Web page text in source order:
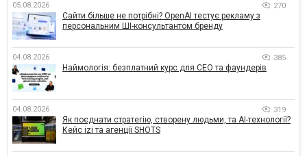
05.08.2026 270
Сайти більше не потрібні? OpenAI тестує рекламу з
персональним ШІ-консультантом бренду
04.08.2026 385
Наймологія: безплатний курс для CEO та фаундерів
04.08.2026 319
Як поєднати стратегію, створену людьми, та AI-технології?
Кейс izi та агенції SHOTS